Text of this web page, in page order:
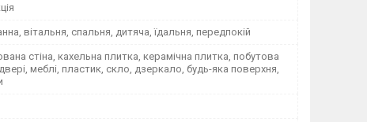
вітальня, спальня, дитяча, їдальня, передпокій
стіна, кахельна плитка, керамічна плитка, побутова
двері, меблі, пластик, скло, дзеркало, будь-яка поверхня,